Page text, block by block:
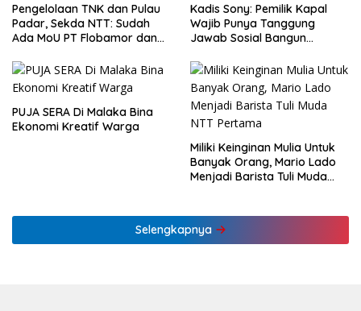
Pengelolaan TNK dan Pulau
Padar, Sekda NTT: Sudah
Ada MoU PT Flobamor dan
Kadis Sony: Pemilik Kapal
Wajib Punya Tanggung
Jawab Sosial Bangun
PUJA SERA Di Malaka Bina
Ekonomi Kreatif Warga
Miliki Keinginan Mulia Untuk
Banyak Orang, Mario Lado
Menjadi Barista Tuli Muda
Selengkapnya